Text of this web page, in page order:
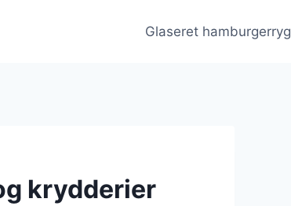
Glaseret hamburgerryg
krydderier